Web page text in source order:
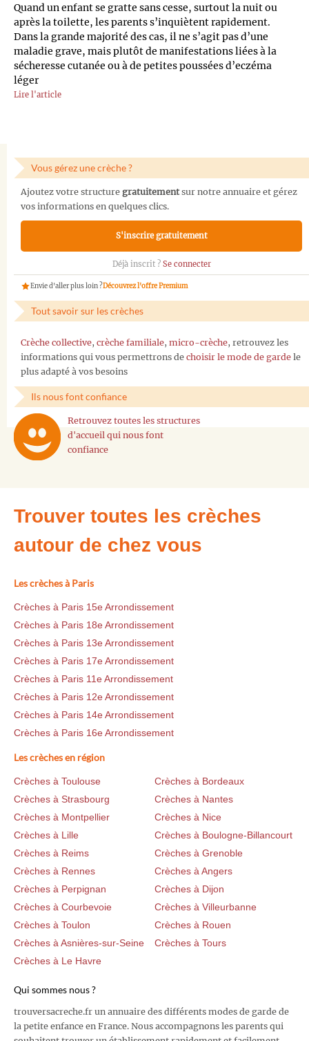
Quand un enfant se gratte sans cesse, surtout la nuit ou
après la toilette, les parents s’inquiètent rapidement.
Dans la grande majorité des cas, il ne s’agit pas d’une
maladie grave, mais plutôt de manifestations liées à la
sécheresse cutanée ou à de petites poussées d’eczéma
léger
Lire l'article
Vous gérez une crèche ?
Ajoutez votre structure gratuitementsur notre annuaire et gérez
vos informations en quelques clics.
S'inscrire gratuitement
Déjà inscrit ? Se connecter
Envie d'aller plus loin ?Découvrez l'offre Premium
Tout savoir sur les crèches
Crèche collective, crèche familiale, micro-crèche, retrouvez les
informations qui vous permettrons de choisir le mode de garde le
plus adapté à vos besoins
Ils nous font confiance
Retrouvez toutes les structures
d'accueil qui nous font
confiance
Trouver toutes les crèches
autour de chez vous
Les crèches à Paris
Crèches à Paris 15e Arrondissement
Crèches à Paris 18e Arrondissement
Crèches à Paris 13e Arrondissement
Crèches à Paris 17e Arrondissement
Crèches à Paris 11e Arrondissement
Crèches à Paris 12e Arrondissement
Crèches à Paris 14e Arrondissement
Crèches à Paris 16e Arrondissement
Les crèches en région
Crèches à Toulouse
Crèches à Bordeaux
Crèches à Strasbourg
Crèches à Nantes
Crèches à Montpellier
Crèches à Nice
Crèches à Lille
Crèches à Boulogne-Billancourt
Crèches à Reims
Crèches à Grenoble
Crèches à Rennes
Crèches à Angers
Crèches à Perpignan
Crèches à Dijon
Crèches à Courbevoie
Crèches à Villeurbanne
Crèches à Toulon
Crèches à Rouen
Crèches à Asnières-sur-Seine
Crèches à Tours
Crèches à Le Havre
Qui sommes nous ?
trouversacreche.fr un annuaire des différents modes de garde de
la petite enfance en France. Nous accompagnons les parents qui